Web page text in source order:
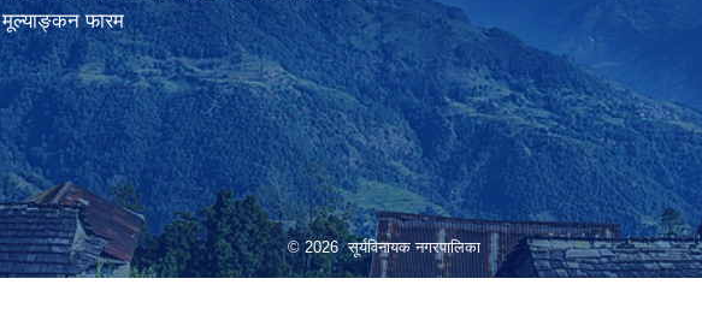
मूल्याङ्कन फारम
© 2026 सूर्यविनायक नगरपालिका